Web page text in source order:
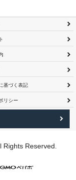
基づく表記
リシー
Rights Reserved.